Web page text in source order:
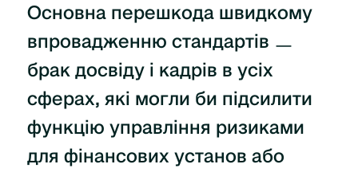
Основна перешкода швидкому
впровадженню стандартів ㅡ
брак досвіду і кадрів в усіх
сферах, які могли би підсилити
функцію управління ризиками
для фінансових установ або